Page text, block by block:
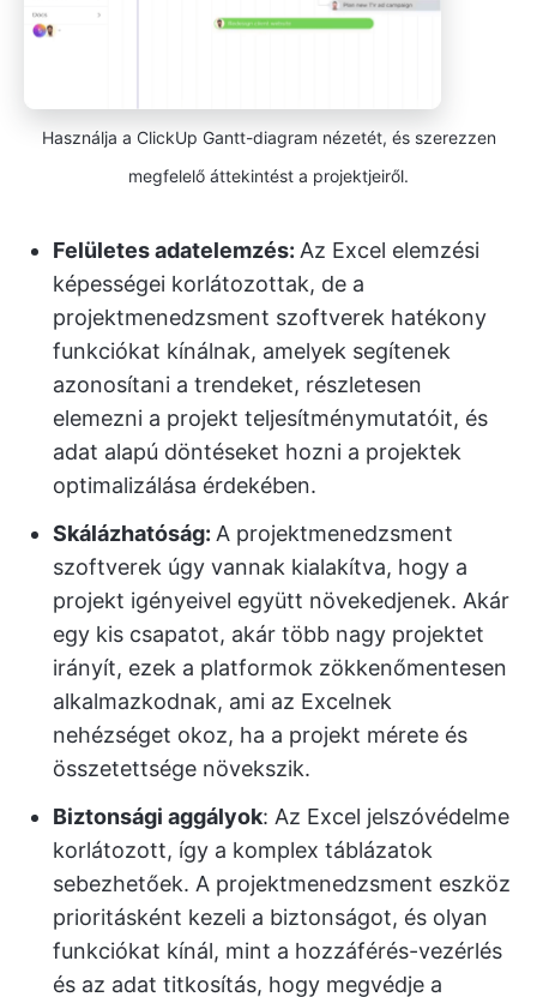
Használja a ClickUp Gantt-diagram nézetét, és szerezzen
megfelelő áttekintést a projektjeiről.
Felületes adatelemzés: Az Excel elemzési
képességei korlátozottak, de a
projektmenedzsment szoftverek hatékony
funkciókat kínálnak, amelyek segítenek
azonosítani a trendeket, részletesen
elemezni a projekt teljesítménymutatóit, és
adat alapú döntéseket hozni a projektek
optimalizálása érdekében.
Skálázhatóság: A projektmenedzsment
szoftverek úgy vannak kialakítva, hogy a
projekt igényeivel együtt növekedjenek. Akár
egy kis csapatot, akár több nagy projektet
irányít, ezek a platformok zökkenőmentesen
alkalmazkodnak, ami az Excelnek
nehézséget okoz, ha a projekt mérete és
összetettsége növekszik.
Biztonsági aggályok: Az Excel jelszóvédelme
korlátozott, így a komplex táblázatok
sebezhetőek. A projektmenedzsment eszköz
prioritásként kezeli a biztonságot, és olyan
funkciókat kínál, mint a hozzáférés-vezérlés
és az adat titkosítás, hogy megvédje a